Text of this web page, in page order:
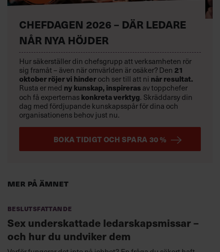
Mer på ämnet
Beslutsfattande
Sex underskattade ledarskapsmissar –
och hur du undviker dem
CHEFDAGEN 2026 – DÄR LEDARE
NÅR NYA HÖJDER
Hur säkerställer din chefsgrupp att verksamheten rör
sig framåt – även när omvärlden är osäker? Den 21
oktoberröjer vi hinderoch ser till att ni når resultat.
Rusta er med ny kunskap, inspirerasav toppchefer
och få experternaskonkreta verktyg. Skräddarsy din
dag med fördjupande kunskapsspår för dina och
organisationens behov just nu.
BOKA TIDIGT OCH SPARA 30 %